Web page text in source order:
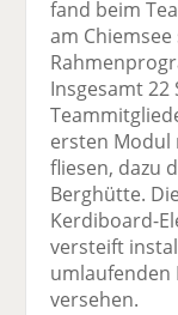
fand beim
am
Insgesamt 22
ersten Modul
fliesen, dazu
Berghütte.
Kerdiboard-
versteift
umlaufenden
versehen.